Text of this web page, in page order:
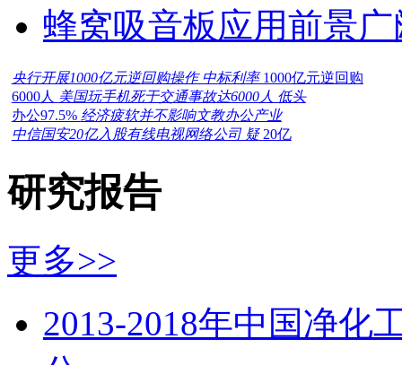
蜂窝吸音板应用前景
央行开展1000亿元逆回购操作 中标利率 1000亿元逆回购
6000人 美国玩手机死于交通事故达6000人 低头
办公97.5% 经济疲软并不影响文教办公产业
中信国安20亿入股有线电视网络公司 疑 20亿
研究报告
更多>>
2013-2018年中国净化